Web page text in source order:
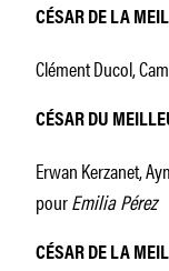
CÉSAR DE LA
Clément Ducol,
CÉSAR DU
Erwan Kerzanet,
pourEmilia Pérez
CÉSAR DE LA